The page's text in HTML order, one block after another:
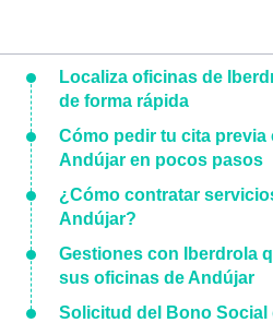
Localiza oficinas de
de forma rápida
Cómo pedir tu cita previa
Andújar en pocos pasos
¿Cómo contratar
Andújar?
Gestiones con Iberdrola
sus oficinas de Andújar
Solicitud del Bono Social